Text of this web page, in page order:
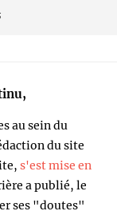
au sein du
du site
s'est mise en
a publié, le
ses "doutes"